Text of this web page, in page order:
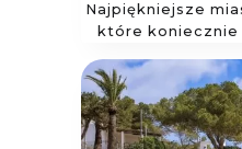
Najpiękniejsze
które